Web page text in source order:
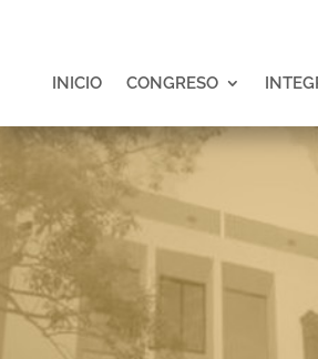
INICIO CONGRESO